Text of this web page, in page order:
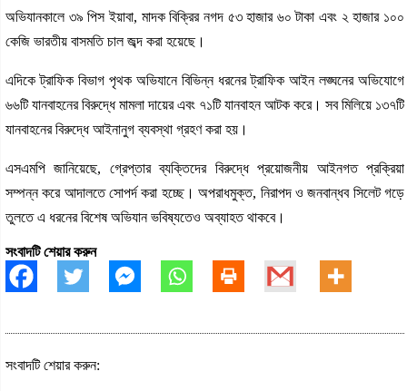
অভিযানকালে ৩৯ পিস ইয়াবা, মাদক বিক্রির নগদ ৫৩ হাজার ৬০ টাকা এবং ২ হাজার ১০০
কেজি ভারতীয় বাসমতি চাল জব্দ করা হয়েছে।
এদিকে ট্রাফিক বিভাগ পৃথক অভিযানে বিভিন্ন ধরনের ট্রাফিক আইন লঙ্ঘনের অভিযোগে
৬৬টি যানবাহনের বিরুদ্ধে মামলা দায়ের এবং ৭১টি যানবাহন আটক করে। সব মিলিয়ে ১৩৭টি
যানবাহনের বিরুদ্ধে আইনানুগ ব্যবস্থা গ্রহণ করা হয়।
এসএমপি জানিয়েছে, গ্রেপ্তার ব্যক্তিদের বিরুদ্ধে প্রয়োজনীয় আইনগত প্রক্রিয়া
সম্পন্ন করে আদালতে সোপর্দ করা হচ্ছে। অপরাধমুক্ত, নিরাপদ ও জনবান্ধব সিলেট গড়ে
তুলতে এ ধরনের বিশেষ অভিযান ভবিষ্যতেও অব্যাহত থাকবে।
সংবাদটি শেয়ার করুন
সংবাদটি শেয়ার করুন: